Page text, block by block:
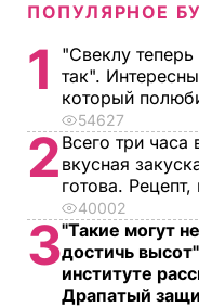
ПОПУЛЯРНОЕ
1
"Свеклу
так".
который
54627
2 Всего три часа
вкусная
готова.
40002
3"Такие могут
достичь
институте
Драпатый